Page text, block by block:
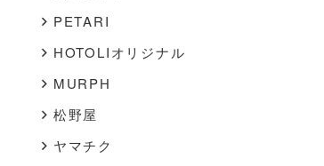
PETARI
HOTOLIオリジナル
MURPH
松野屋
ヤマチク